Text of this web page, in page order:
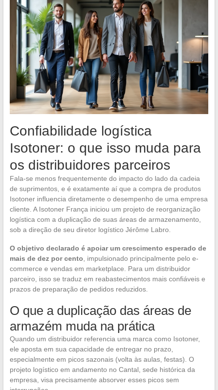
Confiabilidade logística
Isotoner: o que isso muda para
os distribuidores parceiros
Fala-se menos frequentemente do impacto do lado da cadeia
de suprimentos, e é exatamente aí que a compra de produtos
Isotoner influencia diretamente o desempenho de uma empresa
cliente. A Isotoner França iniciou um projeto de reorganização
logística com a duplicação de suas áreas de armazenamento,
sob a direção de seu diretor logístico Jérôme Labro.
O objetivo declarado é apoiar um crescimento esperado de
mais de dez por cento , impulsionado principalmente pelo e-
commerce e vendas em marketplace. Para um distribuidor
parceiro, isso se traduz em reabastecimentos mais confiáveis e
prazos de preparação de pedidos reduzidos.
O que a duplicação das áreas de
armazém muda na prática
Quando um distribuidor referencia uma marca como Isotoner,
ele aposta em sua capacidade de entregar no prazo,
especialmente em picos sazonais (volta às aulas, festas). O
projeto logístico em andamento no Cantal, sede histórica da
empresa, visa precisamente absorver esses picos sem